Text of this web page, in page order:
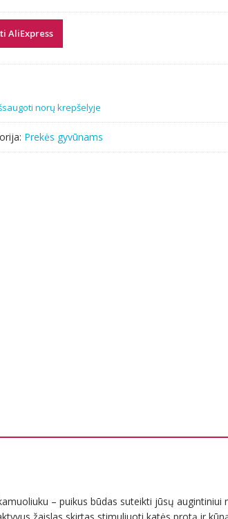
AliExpress
norų krepšelyje
Prekės gyvūnams
– puikus būdas suteikti jūsų augintiniui
žaislas skirtas stimuliuoti katės protą ir